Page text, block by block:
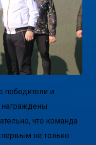
победители и
что команда
первым не только